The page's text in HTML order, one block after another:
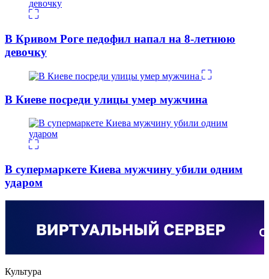
В Кривом Роге педофил напал на 8-летнюю
девочку
В Киеве посреди улицы умер мужчина
В супермаркете Киева мужчину убили одним
ударом
Культура